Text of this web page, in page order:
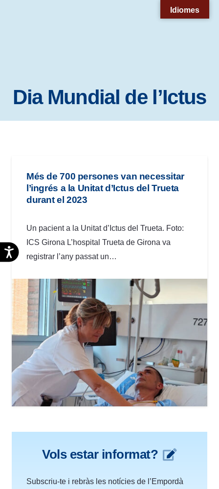
sistema
accesibilidad.
Accesibilidad
Dia Mundial de l’Ictus
Més de 700 persones van necessitar
l’ingrés a la Unitat d’Ictus del Trueta
durant el 2023
Un pacient a la Unitat d’Ictus del Trueta. Foto:
ICS Girona L’hospital Trueta de Girona va
registrar l’any passat un…
Vols estar informat?
Subscriu-te i rebràs les notícies de l’Empordà
Idiomes